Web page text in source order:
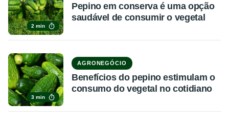
2 min
Pepino em conserva é uma opção
saudável de consumir o vegetal
3 min
AGRONEGÓCIO
Benefícios do pepino estimulam o
consumo do vegetal no cotidiano